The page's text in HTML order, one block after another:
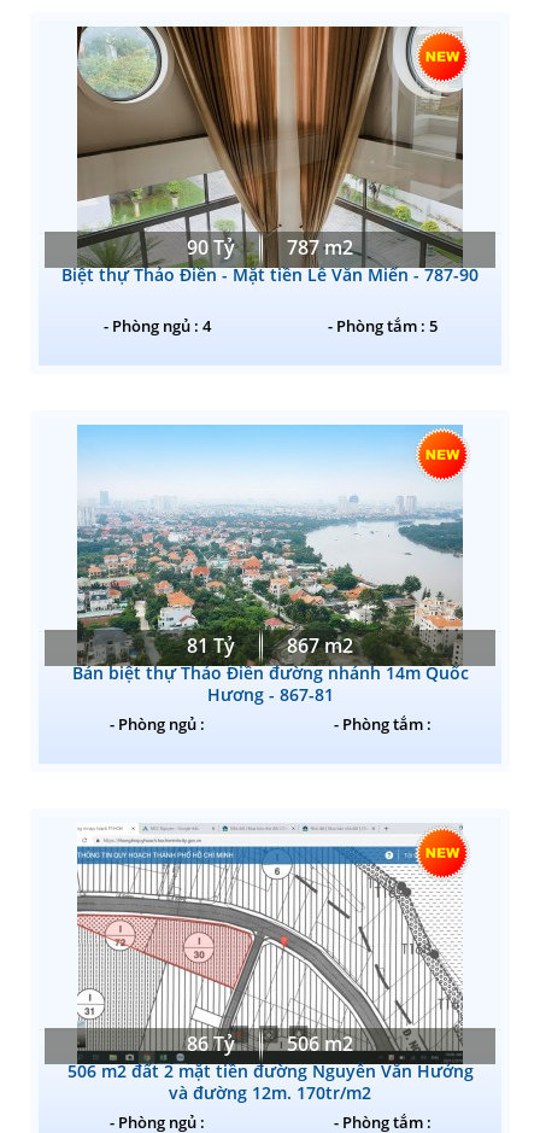
90 Tỷ 787 m2
Biệt thự Thảo Điền - Mặt tiền Lê Văn Miến - 787-90
- Phòng ngủ : 4 - Phòng tắm : 5
81 Tỷ 867 m2
Bán biệt thự Thảo Điền đường nhánh 14m Quốc
Hương - 867-81
- Phòng ngủ : - Phòng tắm :
86 Tỷ 506 m2
506 m2 đất 2 mặt tiền đường Nguyễn Văn Hưởng
và đường 12m. 170tr/m2
- Phòng ngủ : - Phòng tắm :